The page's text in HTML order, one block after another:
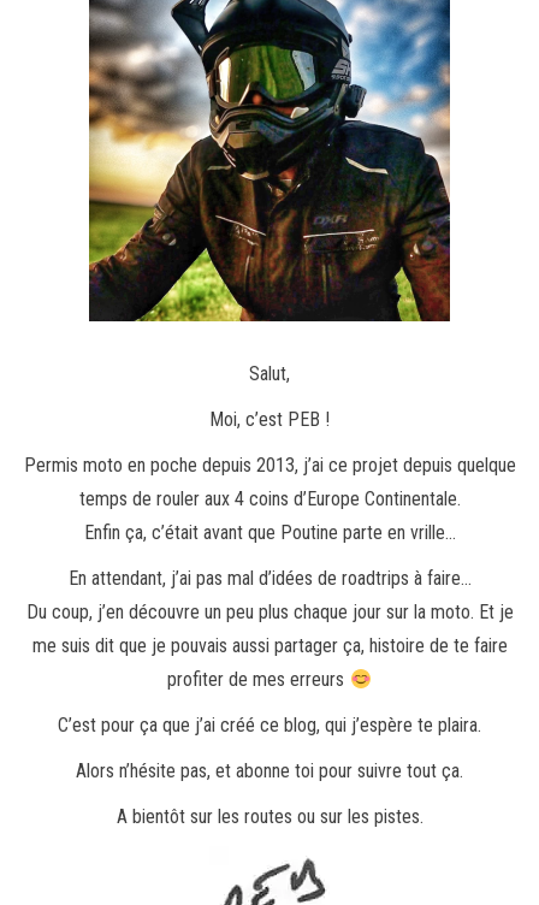
Salut,
Moi, c’est PEB !
Permis moto en poche depuis 2013, j’ai ce projet depuis quelque
temps de rouler aux 4 coins d’Europe Continentale.
Enfin ça, c’était avant que Poutine parte en vrille…
En attendant, j’ai pas mal d’idées de roadtrips à faire…
Du coup, j’en découvre un peu plus chaque jour sur la moto. Et je
me suis dit que je pouvais aussi partager ça, histoire de te faire
profiter de mes erreurs
C’est pour ça que j’ai créé ce blog, qui j’espère te plaira.
Alors n’hésite pas, et abonne toi pour suivre tout ça.
A bientôt sur les routes ou sur les pistes.